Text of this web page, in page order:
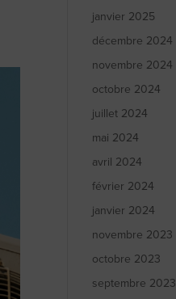
janvier 2025
décembre 2024
novembre 2024
octobre 2024
juillet 2024
mai 2024
avril 2024
février 2024
janvier 2024
novembre 2023
octobre 2023
septembre 2023